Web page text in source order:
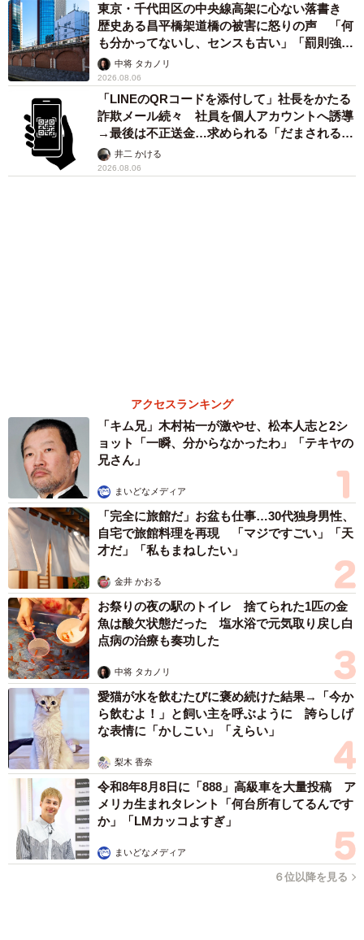
東京・千代田区の中央線高架に心ない落書き
歴史ある昌平橋架道橋の被害に怒りの声 「何
も分かってないし、センスも古い」「罰則強化
して」中将 タカノリ
2026.08.06
「LINEのQRコードを添付して」社長をかたる
詐欺メール続々 社員を個人アカウントへ誘導
→最後は不正送金…求められる「だまされる前
提」の対策
井二 かける
2026.08.06
アクセスランキング
「キム兄」木村祐一が激やせ、松本人志と2シ
ョット「一瞬、分からなかったわ」「テキヤの
兄さん」
まいどなメディア
「完全に旅館だ」お盆も仕事…30代独身男性、
自宅で旅館料理を再現 「マジですごい」「天
才だ」「私もまねしたい」
金井 かおる
お祭りの夜の駅のトイレ 捨てられた1匹の金
魚は酸欠状態だった 塩水浴で元気取り戻し白
点病の治療も奏功した
中将 タカノリ
愛猫が水を飲むたびに褒め続けた結果→「今か
ら飲むよ！」と飼い主を呼ぶように 誇らしげ
な表情に「かしこい」「えらい」
梨木 香奈
令和8年8月8日に「888」高級車を大量投稿 ア
メリカ生まれタレント「何台所有してるんです
か」「LMカッコよすぎ」
まいどなメディア
６位以降を見る